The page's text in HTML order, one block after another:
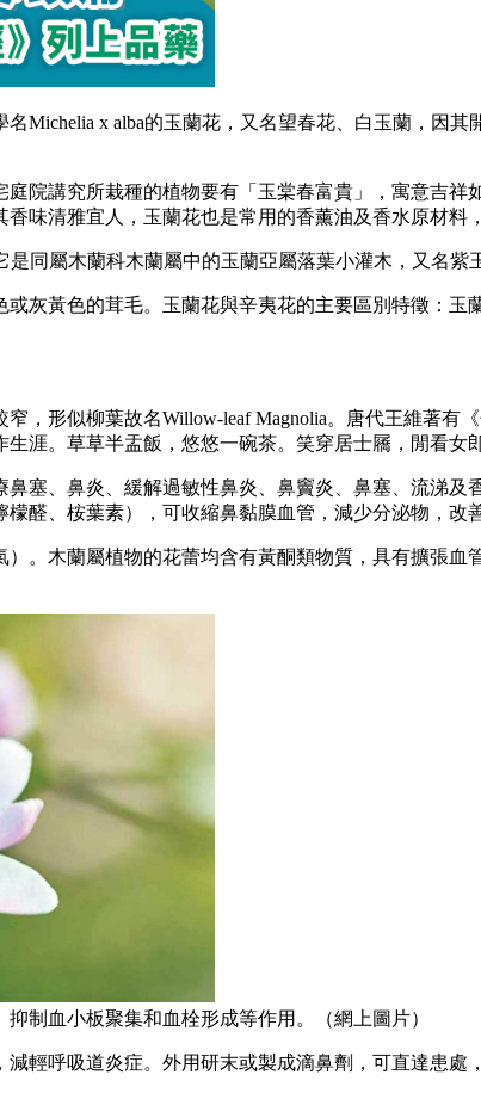
Michelia x alba的玉蘭花，又名望春花、白玉蘭，因
院講究所栽種的植物要有「玉棠春富貴」，寓意吉
味清雅宜人，玉蘭花也是常用的香薰油及香水原材料
同屬木蘭科木蘭屬中的玉蘭亞屬落葉小灌木，又名紫
灰黃色的茸毛。玉蘭花與辛夷花的主要區別特徵：
，形似柳葉故名Willow-leaf Magnolia。唐代王維著有
涯。草草半盂飯，悠悠一碗茶。笑穿居士屩，閒看女
塞、鼻炎、緩解過敏性鼻炎、鼻竇炎、鼻塞、流涕
醛、桉葉素），可收縮鼻黏膜血管，減少分泌物，改
）。木蘭屬植物的花蕾均含有黃酮類物質，具有擴張
制血小板聚集和血栓形成等作用。（網上圖片）
輕呼吸道炎症。外用研末或製成滴鼻劑，可直達患處